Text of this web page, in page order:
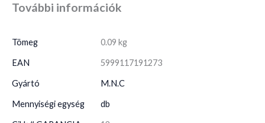
További információk
Tömeg 0.09 kg
EAN 5999117191273
Gyártó M.N.C
Mennyiségi egység db